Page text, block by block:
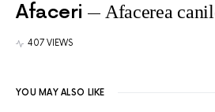
Afaceri Afacerea
407 VIEWS
YOU MAY ALSO LIKE